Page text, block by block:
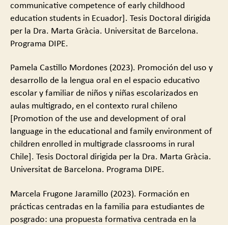
communicative competence of early childhood
education students in Ecuador]. Tesis Doctoral dirigida
per la Dra. Marta Gràcia. Universitat de Barcelona.
Programa DIPE.
Pamela Castillo Mordones (2023). Promoción del uso y
desarrollo de la lengua oral en el espacio educativo
escolar y familiar de niños y niñas escolarizados en
aulas multigrado, en el contexto rural chileno
[Promotion of the use and development of oral
language in the educational and family environment of
children enrolled in multigrade classrooms in rural
Chile]. Tesis Doctoral dirigida per la Dra. Marta Gràcia.
Universitat de Barcelona. Programa DIPE.
Marcela Frugone Jaramillo (2023). Formación en
prácticas centradas en la familia para estudiantes de
posgrado: una propuesta formativa centrada en la